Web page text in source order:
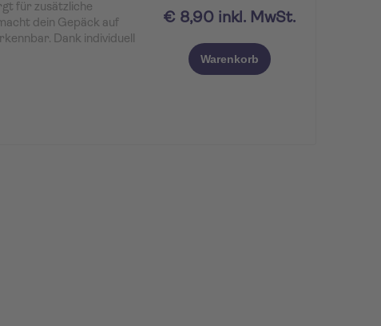
für zusätzliche
dein Gepäck auf
Dank individuell
€ 8,90 inkl. MwSt.
Warenkorb